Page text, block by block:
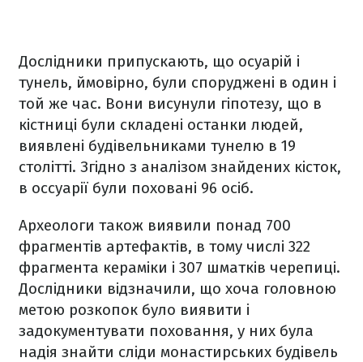
Дослідники припускають, що осуарій і
тунель, ймовірно, були споруджені в один і
той же час. Вони висунули гіпотезу, що в
кістниці були складені останки людей,
виявлені будівельниками тунелю в 19
столітті. Згідно з аналізом знайдених кісток,
в оссуарії були поховані 96 осіб.
Археологи також виявили понад 700
фрагментів артефактів, в тому числі 322
фрагмента кераміки і 307 шматків черепиці.
Дослідники відзначили, що хоча головною
метою розкопок було виявити і
задокументувати поховання, у них була
надія знайти сліди монастирських будівель